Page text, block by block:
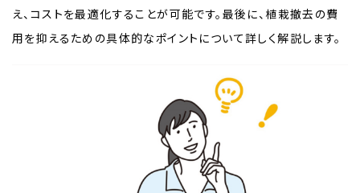
え、コストを最適化することが可能です。最後に、植栽撤去の費
用を抑えるための具体的なポイントについて詳しく解説します。